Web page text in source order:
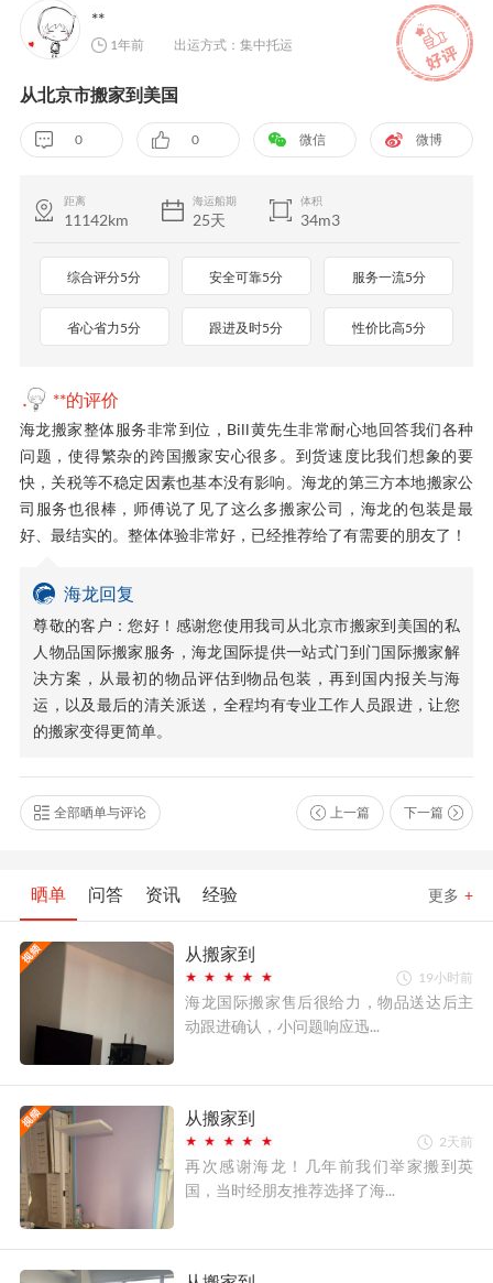
**
1年前 出运方式：集中托运
从北京市搬家到美国
0 0 微信 微博
距离
11142km
海运船期
25天
体积
34m3
综合评分5分 安全可靠5分 服务一流5分
省心省力5分 跟进及时5分 性价比高5分
**的评价
海龙搬家整体服务非常到位，Bill黄先生非常耐心地回答我们各种
问题，使得繁杂的跨国搬家安心很多。到货速度比我们想象的要
快，关税等不稳定因素也基本没有影响。海龙的第三方本地搬家公
司服务也很棒，师傅说了见了这么多搬家公司，海龙的包装是最
好、最结实的。整体体验非常好，已经推荐给了有需要的朋友了！
海龙回复
尊敬的客户：您好！感谢您使用我司从北京市搬家到美国的私
人物品国际搬家服务，海龙国际提供一站式门到门国际搬家解
决方案，从最初的物品评估到物品包装，再到国内报关与海
运，以及最后的清关派送，全程均有专业工作人员跟进，让您
的搬家变得更简单。
全部晒单与评论 上一篇 下一篇
晒单 问答 资讯 经验 更多 +
从搬家到
19小时前
海龙国际搬家售后很给力，物品送达后主
动跟进确认，小问题响应迅...
从搬家到
2天前
再次感谢海龙！几年前我们举家搬到英
国，当时经朋友推荐选择了海...